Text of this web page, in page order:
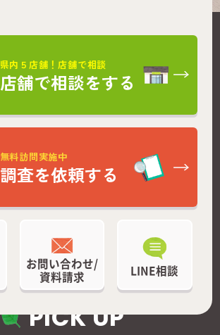
県内５店舗！店舗で相談
店舗で相談をする
無料訪問実施中
調査を依頼する
お問い合わせ/
資料請求
LINE相談
PICK UP